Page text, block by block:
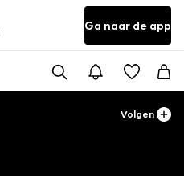
Ga naar de app
Volgen